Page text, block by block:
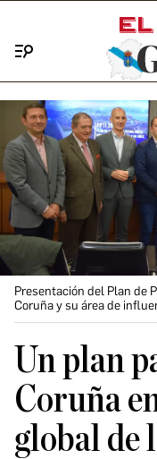
Presentación del Plan de
Coruña y su área de
Un plan
Coruña
global de